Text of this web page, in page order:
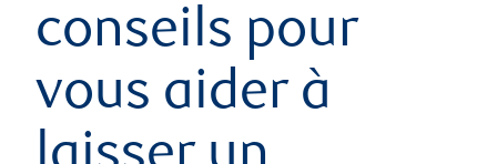
conseils pour
vous aider à